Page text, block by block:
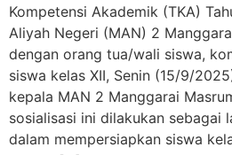
Kompetensi Akademik (TKA)
Aliyah Negeri (MAN) 2
dengan orang tua/wali siswa,
siswa kelas XII, Senin (15/9/
kepala MAN 2 Manggarai
sosialisasi ini dilakukan sebagai
dalam mempersiapkan siswa